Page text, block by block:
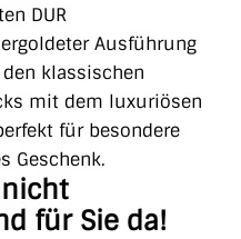
DUR
Ausführung
klassischen
mit dem luxuriösen
für besondere
Geschenk.
für Sie da!